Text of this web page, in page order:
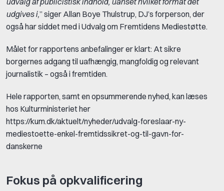
udgives i,” siger Allan Boye Thulstrup, DJ’s forperson, der
også har siddet med i Udvalg om Fremtidens Mediestøtte.
Målet for rapportens anbefalinger er klart: At sikre
borgernes adgang til uafhængig, mangfoldig og relevant
journalistik – også i fremtiden.
Hele rapporten, samt en opsummerende nyhed, kan læses
hos Kulturministeriet her
https://kum.dk/aktuelt/nyheder/udvalg-foreslaar-ny-
mediestoette-enkel-fremtidssikret-og-til-gavn-for-
danskerne
Fokus på opkvalificering